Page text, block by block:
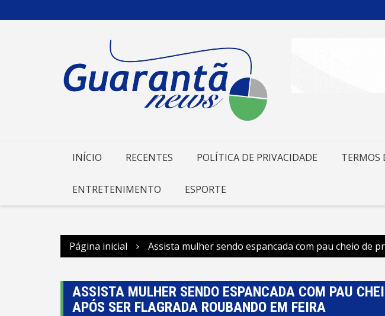
para
INÍCIO RECENTES POLÍTICA DE PRIVACIDADE TERMOS
ENTRETENIMENTO ESPORTE
Página inicial Assista mulher sendo espancada com pau cheio de
ASSISTA MULHER SENDO ESPANCADA COM PAU
APÓS SER FLAGRADA ROUBANDO EM FEIRA